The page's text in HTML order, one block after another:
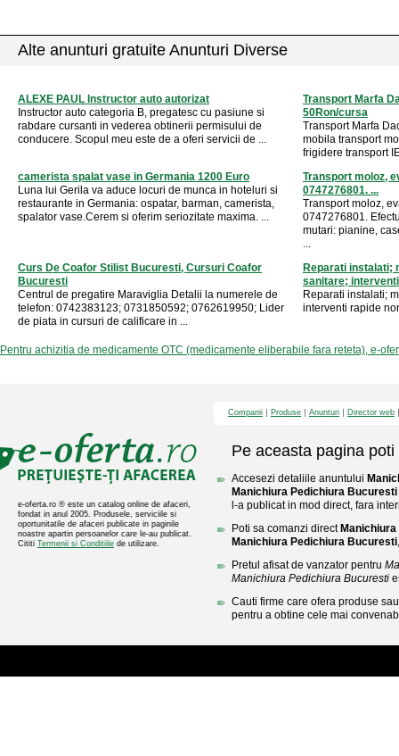
Alte anunturi gratuite Anunturi Diverse
ALEXE PAUL Instructor auto autorizat
Instructor auto categoria B, pregatesc cu pasiune si
rabdare cursanti in vederea obtinerii permisului de
conducere. Scopul meu este de a oferi servicii de ...
Transport Marfa
50Ron/cursa
Transport Marfa
mobila transport
frigidere transport
camerista spalat vase in Germania 1200 Euro
Luna lui Gerila va aduce locuri de munca in hoteluri si
restaurante in Germania: ospatar, barman, camerista,
spalator vase.Cerem si oferim seriozitate maxima. ...
Transport moloz,
0747276801. ...
Transport moloz,
0747276801.
mutari: pianine,
...
Curs De Coafor Stilist Bucuresti, Cursuri Coafor
Bucuresti
Centrul de pregatire Maraviglia Detalii la numerele de
telefon: 0742383123; 0731850592; 0762619950; Lider
de piata in cursuri de calificare in ...
Reparati instalati;
sanitare; interventi
Reparati instalati;
interventi rapide
Pentru achizitia de medicamente OTC (medicamente eliberabile fara reteta), e-
e-oferta.ro ® este un catalog online de afaceri,
fondat in anul 2005. Produsele, serviciile si
oportunitatile de afaceri publicate in paginile
noastre apartin persoanelor care le-au publicat.
Cititi Termenii si Conditiile de utilizare.
Companii Produse Anunturi Director web
Pe aceasta pagina poti
Accesezi detaliile anuntului
Manichiura Pedichiura Bucuresti
l-a publicat in mod direct, fara
Poti sa comanzi direct
Manichiura Pedichiura Bucuresti
Pretul afisat de vanzator pentru
Manichiura Pedichiura Bucuresti
Cauti firme care ofera produse
pentru a obtine cele mai